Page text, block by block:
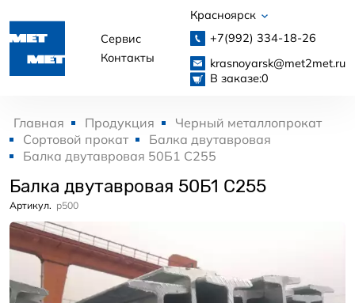
Сервис
Контакты
Красноярск
+7(992) 334-18-26
krasnoyarsk@met2met.ru
В заказе:0
Главная Продукция
Черный металлопрокат
Сортовой прокат
Балка двутавровая
Балка двутавровая 50Б1 С255
Балка двутавровая 50Б1 С255
Артикул. p500